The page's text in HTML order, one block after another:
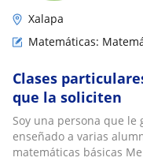
Xalapa
Matemáticas:
Clases
que la soliciten
Soy una persona que le
enseñado a varias
matemáticas básicas